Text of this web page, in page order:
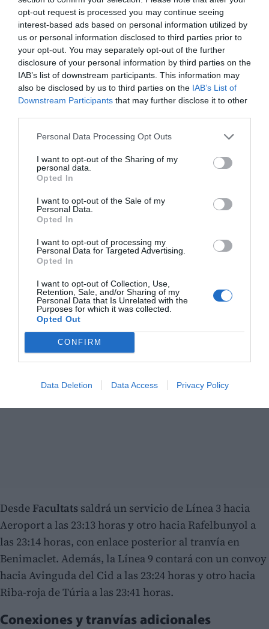
opt-out request is processed you may continue seeing
interest-based ads based on personal information utilized by
us or personal information disclosed to third parties prior to
your opt-out. You may separately opt-out of the further
disclosure of your personal information by third parties on the
IAB’s list of downstream participants. This information may
also be disclosed by us to third parties on the IAB’s List of
Downstream Participants that may further disclose it to other
Personal Data Processing Opt Outs
I want to opt-out of the Sharing of my
personal data.
Opted In
I want to opt-out of the Sale of my
Personal Data.
Opted In
I want to opt-out of processing my
Personal Data for Targeted Advertising.
Opted In
I want to opt-out of Collection, Use,
Retention, Sale, and/or Sharing of my
Personal Data that Is Unrelated with the
Purposes for which it was collected.
Opted Out
CONFIRM
Data Deletion Data Access Privacy Policy
Metrovalencia ha anunciado servicios adicionales en
las líneas 1, 2, 3, 4, 5, 6, 7, 9 y 10una vez termine el
encuentro.
En la estación deAragóse habilitará un tren de Línea
5 hacia Marítim a las 23:20 horas y otro de Línea 7 con
destino Torrent Avinguda a la misma hora.
Desde Facultats saldrá un servicio de Línea 3 hacia
Aeroport a las 23:13 horas y otro hacia Rafelbunyol a
las 23:14 horas, con enlace posterior al tranvía en
Benimaclet. Además, la Línea 9 contará con un convoy
hacia Avinguda del Cid a las 23:24 horas y otro hacia
Riba-roja de Túria a las 23:41 horas.
Conexiones y tranvías adicionales